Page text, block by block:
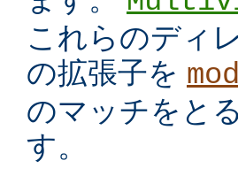
これらのディ
の拡張子を
のマッチをと
す。